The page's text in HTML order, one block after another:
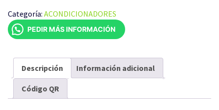
cantidad
Categoría: ACONDICIONADORES
PEDIR MÁS INFORMACIÓN
Descripción Información adicional
Código QR